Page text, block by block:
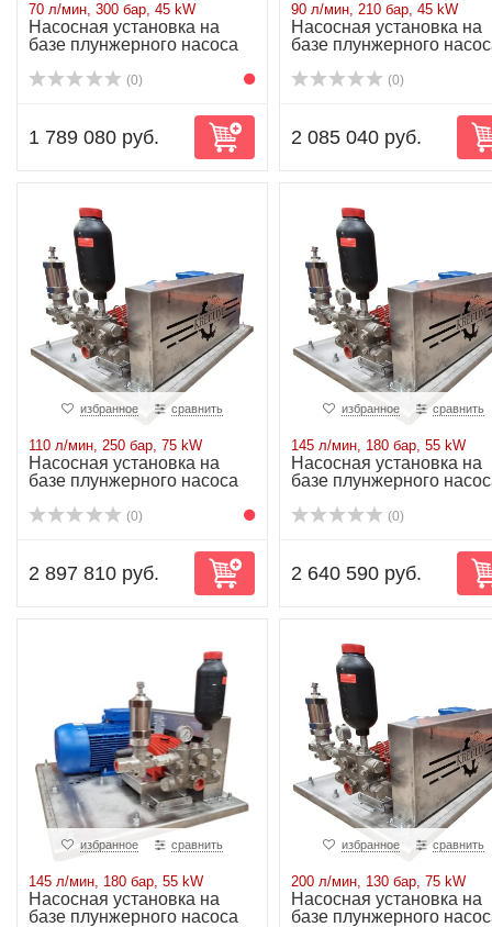
70 л/мин, 300 бар, 45 kW
Насосная установка на
базе плунжерного насоса
(0)
1 789 080 руб.
90 л/мин, 210 бар, 45 kW
Насосная установка на
базе плунжерного
(0)
2 085 040 руб.
избранное сравнить
110 л/мин, 250 бар, 75 kW
Насосная установка на
базе плунжерного насоса
(0)
2 897 810 руб.
избранное сравнить
145 л/мин, 180 бар, 55 kW
Насосная установка на
базе плунжерного
(0)
2 640 590 руб.
избранное сравнить
145 л/мин, 180 бар, 55 kW
Насосная установка на
базе плунжерного насоса
избранное сравнить
200 л/мин, 130 бар, 75 kW
Насосная установка на
базе плунжерного